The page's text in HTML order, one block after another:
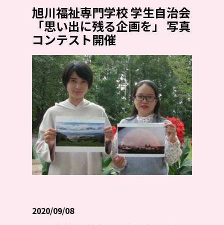
旭川福祉専門学校 学生自治会
「思い出に残る企画を」 写真
コンテスト開催
2020/09/08